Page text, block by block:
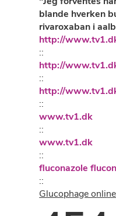
blande hverken
rivaroxaban i
http://
::
http://
::
http://
::
www.tv1.dk
::
www.tv1.dk
::
fluconazole
::
Glucophage